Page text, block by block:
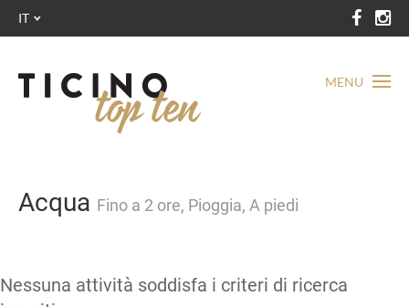
MENU
IT
Acqua Fino a 2 ore, Pioggia, A piedi
Nessuna attività soddisfa i criteri di ricerca